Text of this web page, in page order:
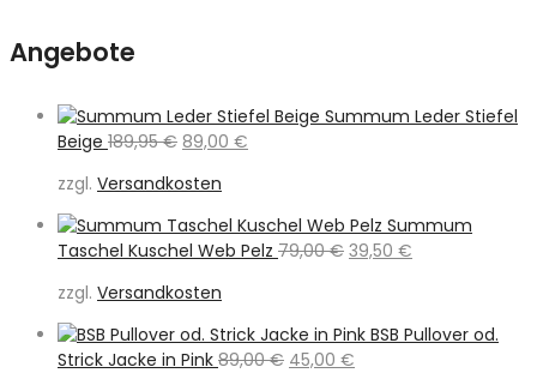
Angebote
Summum Leder Stiefel
Beige 189,95€ Ursprünglicher
war:
189,95 €
89,00 €
89,00 €.
zzgl. Versandkosten
Summum
Taschel Kuschel Web Pelz 79,00€ Ursprünglicher
79,00 €
39,50 €
39,50 €.
zzgl. Versandkosten
BSB Pullover od.
Strick Jacke in Pink 89,00€ Ursprünglicher
45,00 €